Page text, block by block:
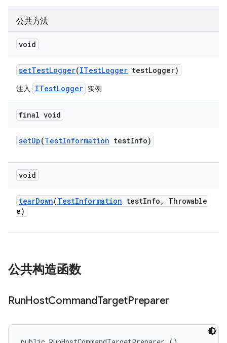
公共方法
void
setTestLogger(ITestLogger testLogger)
注入 ITestLogger 实例
final void
setUp(TestInformation testInfo)
void
tearDown(TestInformation testInfo ,
Throwable
e)
公共构造函数
RunHostCommandTargetPreparer